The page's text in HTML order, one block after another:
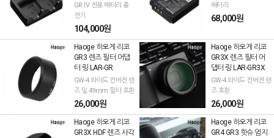
GR IV 전용 배터리 충
전기
104,000원
배터리
68,000원
Haoge 하오게 리코
GR3 렌즈 필터 어댑
터 링 LAR-GR
GW-4 와이드 컨버전 렌
즈 및 49mm 필터 호환
26,000원
Haoge 하오게 리코
GR3X 렌즈 필터 어
댑터 링 LAR-GR3X
GW-4 와이드 컨버전 렌
즈 호환
26,000원
Haoge 하오게 리코
GR3X HDF 렌즈 사각
Haoge 하오게 리코
GR4 GR3 핫슈 엄지